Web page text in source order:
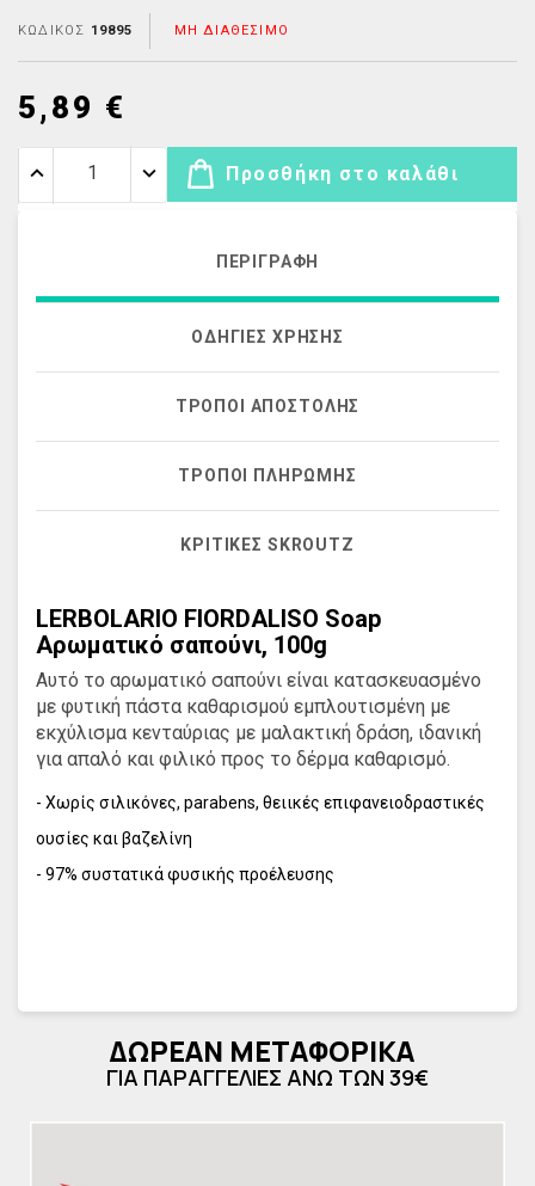
ΚΩΔΙΚΌΣ 19895 ΜΗ ΔΙΑΘΈΣΙΜΟ
5,89 €
Προσθήκη στο καλάθι
ΠΕΡΙΓΡΑΦΉ
ΟΔΗΓΊΕΣ ΧΡΉΣΗΣ
ΤΡΌΠΟΙ ΑΠΟΣΤΟΛΉΣ
ΤΡΌΠΟΙ ΠΛΗΡΩΜΉΣ
ΚΡΙΤΙΚΈΣ SKROUTZ
LERBOLARIO FIORDALISO Soap
Αρωματικό σαπούνι, 100g
Αυτό το αρωματικό σαπούνι είναι κατασκευασμένο
με φυτική πάστα καθαρισμού εμπλουτισμένη με
εκχύλισμα κενταύριας με μαλακτική δράση, ιδανική
για απαλό και φιλικό προς το δέρμα καθαρισμό.
- Χωρίς σιλικόνες, parabens, θειικές επιφανειοδραστικές
ουσίες και βαζελίνη
- 97% συστατικά φυσικής προέλευσης
ΔΩΡΕΑΝ ΜΕΤΑΦΟΡΙΚΑ
ΓΙΑ ΠΑΡΑΓΓΕΛΙΕΣ ΑΝΩ ΤΩΝ 39€